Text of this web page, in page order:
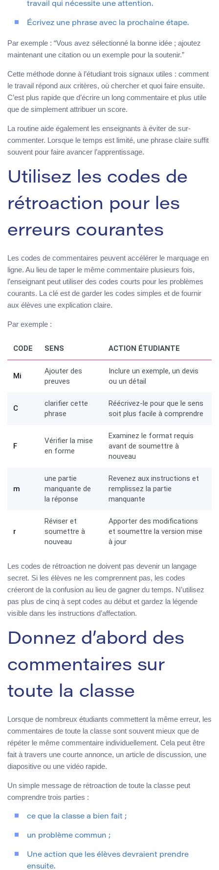
travail qui nécessite une attention.
Écrivez une phrase avec la prochaine étape.
Par exemple : “Vous avez sélectionné la bonne idée ; ajoutez
maintenant une citation ou un exemple pour la soutenir.”
Cette méthode donne à l’étudiant trois signaux utiles : comment
le travail répond aux critères, où chercher et quoi faire ensuite.
C’est plus rapide que d’écrire un long commentaire et plus utile
que de simplement attribuer un score.
La routine aide également les enseignants à éviter de sur-
commenter. Lorsque le temps est limité, une phrase claire suffit
souvent pour faire avancer l’apprentissage.
Utilisez les codes de
rétroaction pour les
erreurs courantes
Les codes de commentaires peuvent accélérer le marquage en
ligne. Au lieu de taper le même commentaire plusieurs fois,
l’enseignant peut utiliser des codes courts pour les problèmes
courants. La clé est de garder les codes simples et de fournir
aux élèves une explication claire.
Par exemple :
CODE SENS ACTION ÉTUDIANTE
Mi
Ajouter des
preuves
Inclure un exemple, un devis
ou un détail
C
clarifier cette
phrase
Réécrivez-le pour que le sens
soit plus facile à comprendre
F
Vérifier la mise
en forme
Examinez le format requis
avant de soumettre à
nouveau
m
une partie
manquante de
la réponse
Revenez aux instructions et
remplissez la partie
manquante
r
Réviser et
soumettre à
nouveau
Apporter des modifications
et soumettre la version mise
à jour
Les codes de rétroaction ne doivent pas devenir un langage
secret. Si les élèves ne les comprennent pas, les codes
créeront de la confusion au lieu de gagner du temps. N’utilisez
pas plus de cinq à sept codes au début et gardez la légende
visible dans les instructions d’affectation.
Donnez d’abord des
commentaires sur
toute la classe
Lorsque de nombreux étudiants commettent la même erreur, les
commentaires de toute la classe sont souvent mieux que de
répéter le même commentaire individuellement. Cela peut être
fait à travers une courte annonce, un article de discussion, une
diapositive ou une vidéo rapide.
Un simple message de rétroaction de toute la classe peut
comprendre trois parties :
ce que la classe a bien fait ;
un problème commun ;
Une action que les élèves devraient prendre
ensuite.